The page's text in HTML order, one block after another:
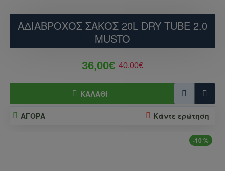
ΑΔΙΑΒΡΟΧΟΣ ΣΑΚΟΣ 20L DRY TUBE 2.0
MUSTO
36,00€ 40,00€
ΚΑΛΆΘΙ
ΑΓΟΡΑ Κάντε ερώτηση
-10 %